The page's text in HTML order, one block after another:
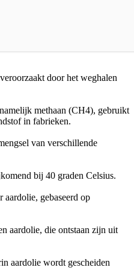
door het weghalen
methaan (CH4), gebruikt
in fabrieken.
van verschillende
bij 40 graden Celsius.
aardolie, gebaseerd op
aardolie, die ontstaan zijn uit
aardolie wordt gescheiden